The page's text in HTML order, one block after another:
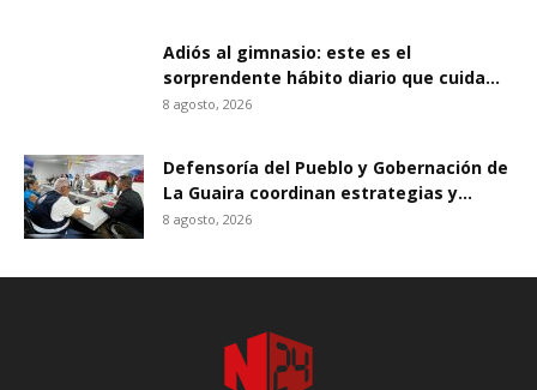
Adiós al gimnasio: este es el
sorprendente hábito diario que cuida...
8 agosto, 2026
Defensoría del Pueblo y Gobernación de
La Guaira coordinan estrategias y...
8 agosto, 2026